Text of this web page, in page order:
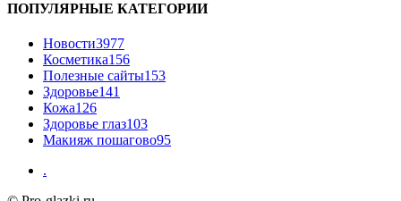
ПОПУЛЯРНЫЕ КАТЕГОРИИ
Новости3977
Косметика156
Полезные сайты153
Здоровье141
Кожа126
Здоровье глаз103
Макияж пошагово95
.